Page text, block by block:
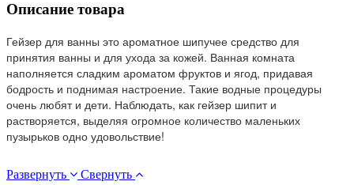
Описание товара
Гейзер для ванны это ароматное шипучее средство для
принятия ванны и для ухода за кожей. Ванная комната
наполняется сладким ароматом фруктов и ягод, придавая
бодрость и поднимая настроение. Такие водные процедуры
очень любят и дети. Наблюдать, как гейзер шипит и
растворяется, выделяя огромное количество маленьких
пузырьков одно удовольствие!
Развернуть Свернуть